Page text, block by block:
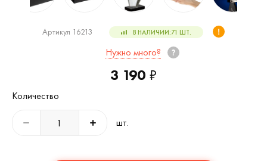
Артикул 16213 В НАЛИЧИИ:71 ШТ.
Нужно много?
3 190₽
Количество
шт.